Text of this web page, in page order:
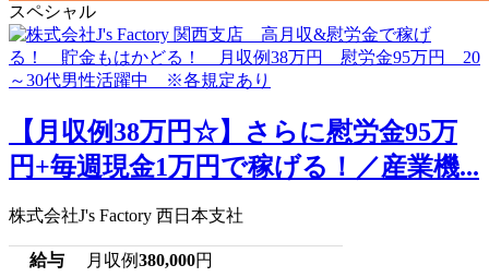
スペシャル
【月収例38万円☆】さらに慰労金95万
円+毎週現金1万円で稼げる！／産業機...
株式会社J's Factory 西日本支社
給与 月収例380,000円